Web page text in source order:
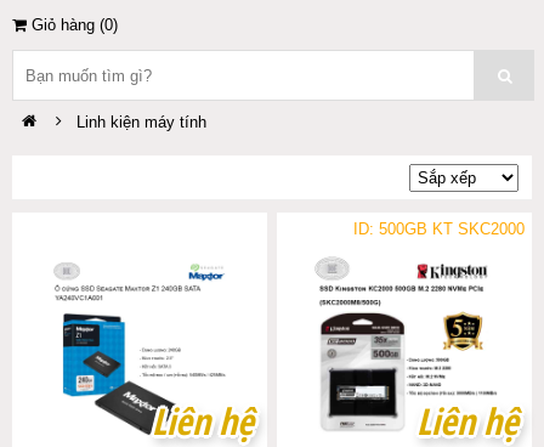
Giỏ hàng (0)
Linh kiện máy tính
Liên hệ
Liên hệ
ID: 500GB KT SKC2000
Liên hệ
Liên hệ